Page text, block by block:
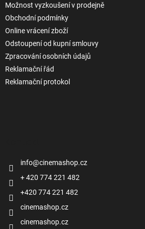
Možnost vyzkoušení v prodejně
Obchodní podmínky
Online vrácení zboží
Odstoupení od kupní smlouvy
Zpracování osobních údajů
Reklamační řád
Reklamační protokol
info@cinemashop.cz
+ 420 774 221 482
+420 774 221 482
cinemashop.cz
cinemashop.cz